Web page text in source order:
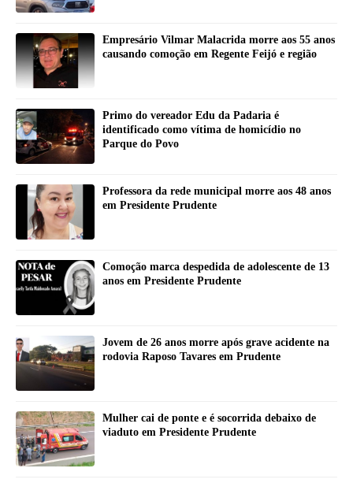
Empresário Vilmar Malacrida morre aos 55 anos
causando comoção em Regente Feijó e região
Primo do vereador Edu da Padaria é
identificado como vítima de homicídio no
Parque do Povo
Professora da rede municipal morre aos 48 anos
em Presidente Prudente
Comoção marca despedida de adolescente de 13
anos em Presidente Prudente
Jovem de 26 anos morre após grave acidente na
rodovia Raposo Tavares em Prudente
Mulher cai de ponte e é socorrida debaixo de
viaduto em Presidente Prudente